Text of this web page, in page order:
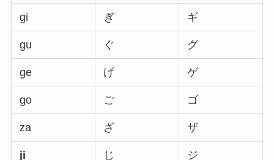
gi ぎ ギ
gu ぐ グ
ge げ ゲ
go ご ゴ
za ざ ザ
ji じ ジ